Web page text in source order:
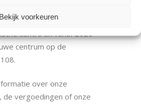
Bekijk voorkeuren
in huisartspraktijken
centra en vanaf 2020
centrum op de
over onze
de vergoedingen of onze